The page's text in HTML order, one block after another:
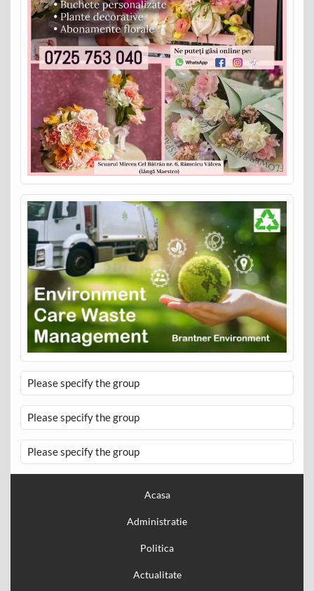
Please specify the group
Please specify the group
Please specify the group
Acasa
Administratie
Politica
Actualitate